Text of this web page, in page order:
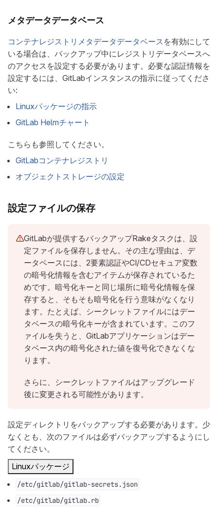
メタデータデータベース
コンテナレジストリメタデータデータベース を有効にして
いる場合は、バックアップ中にレジストリデータベースへ
のアクセスを設定する必要があります。必要な認証情報を
設定するには、GitLabインスタンスの指示に従ってくださ
い:
Linuxパッケージの指示
GitLab Helmチャート
こちらも参照してください。
GitLabコンテナレジストリ
オブジェクトストレージの設定
設定ファイルの保存
GitLabが提供するバックアップRakeタスクは、設
定ファイルを保存しません。その主な理由は、デ
ータベースには、2要素認証やCI/CDセキュア変数
の暗号化情報を含むアイテムが保存されているた
めです。暗号化キーと同じ場所に暗号化情報を保
存すると、そもそも暗号化を行う意味がなくなり
ます。たとえば、シークレットファイルにはデー
タベースの暗号化キーが含まれています。このフ
ァイルを失うと、GitLabアプリケーションはデー
タベース内の暗号化された値を復号化できなくな
ります。
さらに、シークレットファイルはアップグレード
後に変更される可能性があります。
設定ディレクトリをバックアップする必要があります。少
なくとも、次のファイルは必ずバックアップするようにし
てください。
Linuxパッケージ
/etc/gitlab/gitlab-secrets.json
/etc/gitlab/gitlab.rb